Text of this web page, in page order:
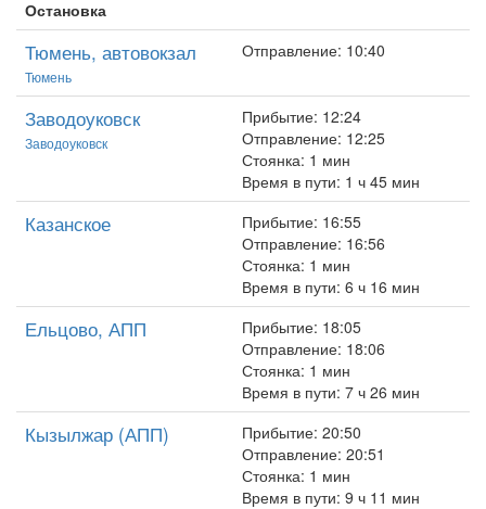
Остановка
Тюмень, автовокзал
Тюмень
Отправление: 10:40
Заводоуковск
Заводоуковск
Прибытие: 12:24
Отправление: 12:25
Стоянка: 1 мин
Время в пути: 1 ч 45 мин
Казанское
Прибытие: 16:55
Отправление: 16:56
Стоянка: 1 мин
Время в пути: 6 ч 16 мин
Ельцово, АПП
Прибытие: 18:05
Отправление: 18:06
Стоянка: 1 мин
Время в пути: 7 ч 26 мин
Кызылжар (АПП)
Прибытие: 20:50
Отправление: 20:51
Стоянка: 1 мин
Время в пути: 9 ч 11 мин